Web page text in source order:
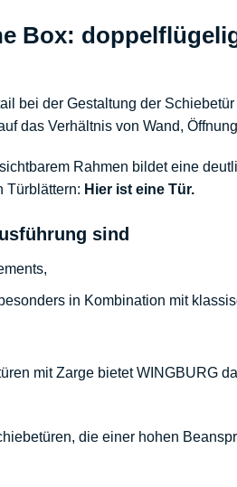
Box:
bei der Gestaltung der
das Verhältnis von Wand,
Rahmen bildet eine
Türblättern: Hier ist eine Tür.
sind
in Kombination mit
mit Zarge bietetWINGBURG
die einer hohen